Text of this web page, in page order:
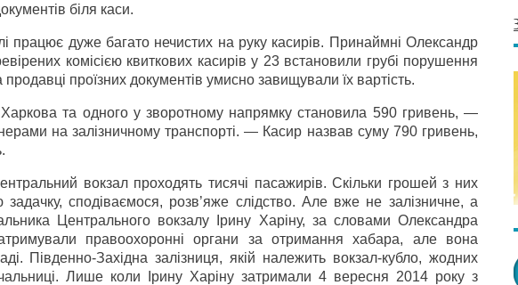
біля каси.
працює дуже багато нечистих на руку касирів. Принаймні Олександр
комісією квиткових касирів у 23 встановили грубі порушення
проїзних документів умисно завищували їх вартість.
та одного у зворотному напрямку становила 590 гривень, —
на залізничному транспорті. — Касир назвав суму 790 гривень,
вокзал проходять тисячі пасажирів. Скільки грошей з них
сподіваємося, розв’яже слідство. Але вже не залізничне, а
Центрального вокзалу Ірину Харіну, за словами Олександра
правоохоронні органи за отримання хабара, але вона
Південно-Західна залізниця, якій належить вокзал-кубло, жодних
Лише коли Ірину Харіну затримали 4 вересня 2014 року з